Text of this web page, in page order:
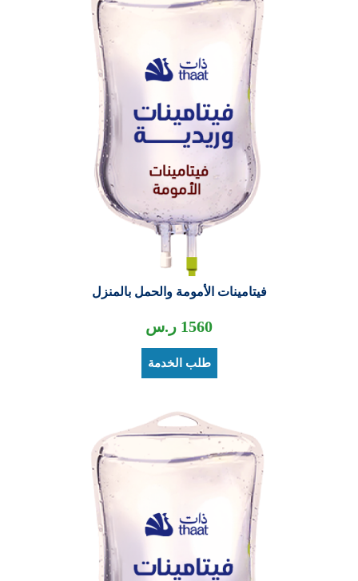
فيتامينات الأمومة والحمل بالمنزل
1560 ر.س
طلب الخدمة